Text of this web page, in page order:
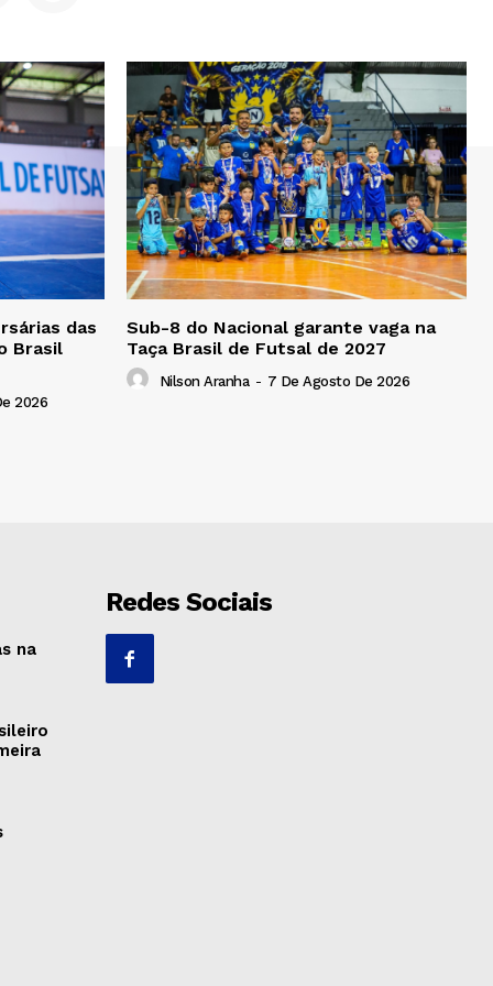
das
Brasil
2026
Sub-8 do Nacional garante vaga na
Taça Brasil de Futsal de 2027
Nilson Aranha - 7 De Agosto De 2026
na
Redes Sociais